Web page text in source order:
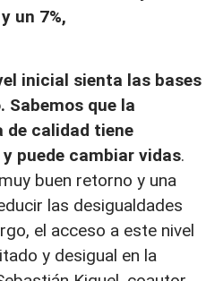
un 7%,
inicial sienta las bases
Sabemos que la
de calidad tiene
puede cambiar vidas.
buen retorno y una
las desigualdades
el acceso a este nivel
y desigual en la